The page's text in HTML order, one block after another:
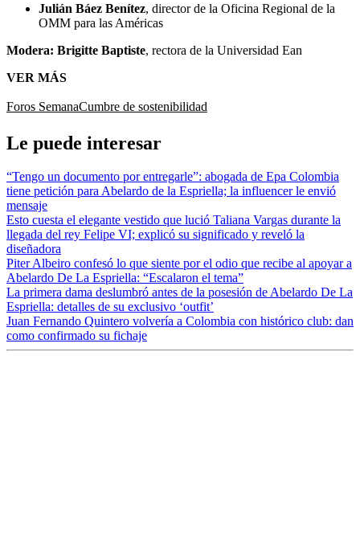
Julián Báez Benítez, director de la Oficina Regional de la
OMM para las Américas
Modera: Brigitte Baptiste, rectora de la Universidad Ean
VER MÁS
Foros SemanaCumbre de sostenibilidad
Le puede interesar
“Tengo un documento por entregarle”: abogada de Epa Colombia
tiene petición para Abelardo de la Espriella; la influencer le envió
mensaje
Esto cuesta el elegante vestido que lució Taliana Vargas durante la
llegada del rey Felipe VI; explicó su significado y reveló la
diseñadora
Piter Albeiro confesó lo que siente por el odio que recibe al apoyar a
Abelardo De La Espriella: “Escalaron el tema”
La primera dama deslumbró antes de la posesión de Abelardo De La
Espriella: detalles de su exclusivo ‘outfit’
Juan Fernando Quintero volvería a Colombia con histórico club: dan
como confirmado su fichaje